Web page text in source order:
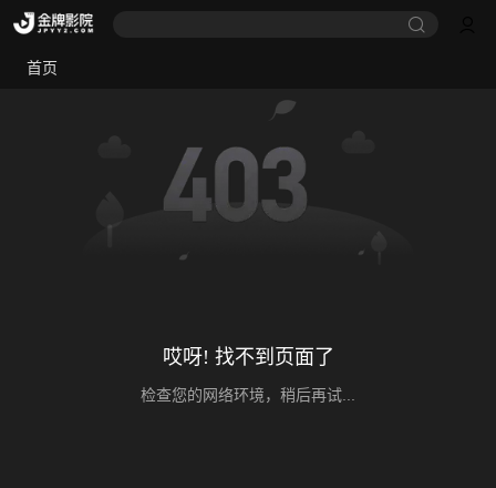
首页
哎呀! 找不到页面了
检查您的网络环境，稍后再试...